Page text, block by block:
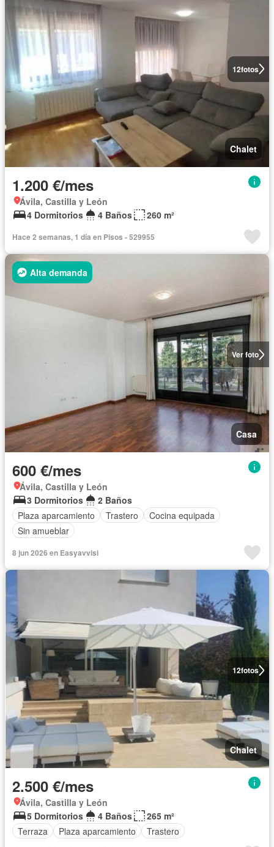
12fotos
Chalet
1.200 €/mes
Ávila, Castilla y León
4 Dormitorios
4 Baños 260 m²
Hace 2 semanas, 1 día en Pisos - 529955
Ver foto
Alta demanda
Casa
600 €/mes
Ávila, Castilla y León
3 Dormitorios
2 Baños
Plaza aparcamiento
Trastero
Cocina equipada
Sin amueblar
8 jun 2026 en Easyavvisi
12fotos
Chalet
2.500 €/mes
Ávila, Castilla y León
5 Dormitorios
4 Baños
265 m²
Terraza
Plaza aparcamiento Trastero